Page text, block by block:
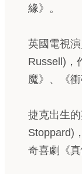
緣》。
英國電視
Russell)，
魔》、《衝
捷克出生
Stoppard)
奇喜劇《真